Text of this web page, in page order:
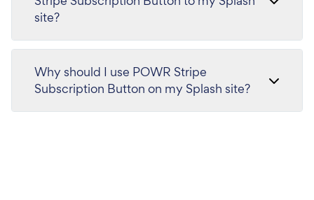
site?
Why should I use POWR Stripe
Subscription Button on my Splash site?